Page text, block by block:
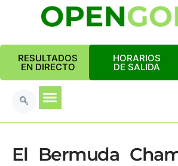
RESULTADOS
EN DIRECTO
HORARIOS
DE SALIDA
El Bermuda